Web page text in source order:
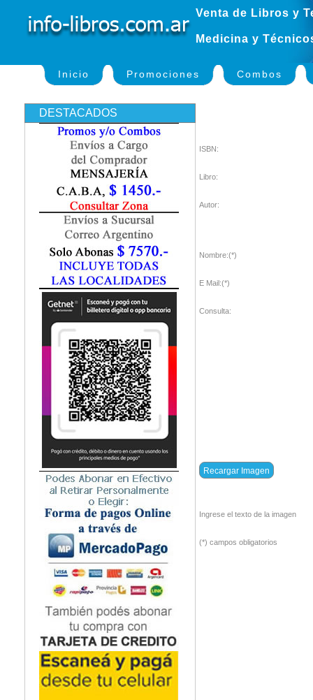
Venta de Libros y
Medicina y
Inicio Promociones Combos
DESTACADOS
ISBN:
Libro:
Autor:
Nombre:(*)
E Mail:(*)
Consulta:
Ingrese el texto de la imagen
(*) campos obligatorios